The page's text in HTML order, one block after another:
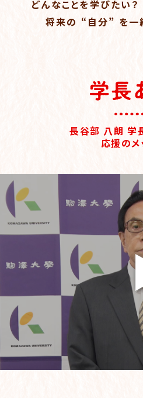
どんなことを学びたい
将来の “自分” を一
長谷部 八朗 学
応援のメ